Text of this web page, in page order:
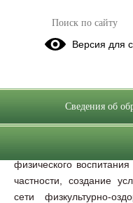
Школьный
предоставили
физического
частности, создание
сети физкультурно-
Версия для
Сведения об